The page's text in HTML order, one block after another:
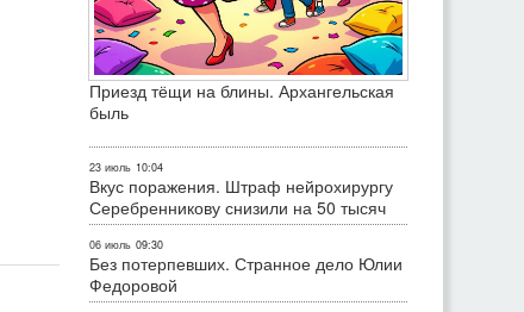
Приезд тёщи на блины. Архангельская
быль
23 июль 10:04
Вкус поражения. Штраф нейрохирургу
Серебренникову снизили на 50 тысяч
06 июль 09:30
Без потерпевших. Странное дело Юлии
Федоровой